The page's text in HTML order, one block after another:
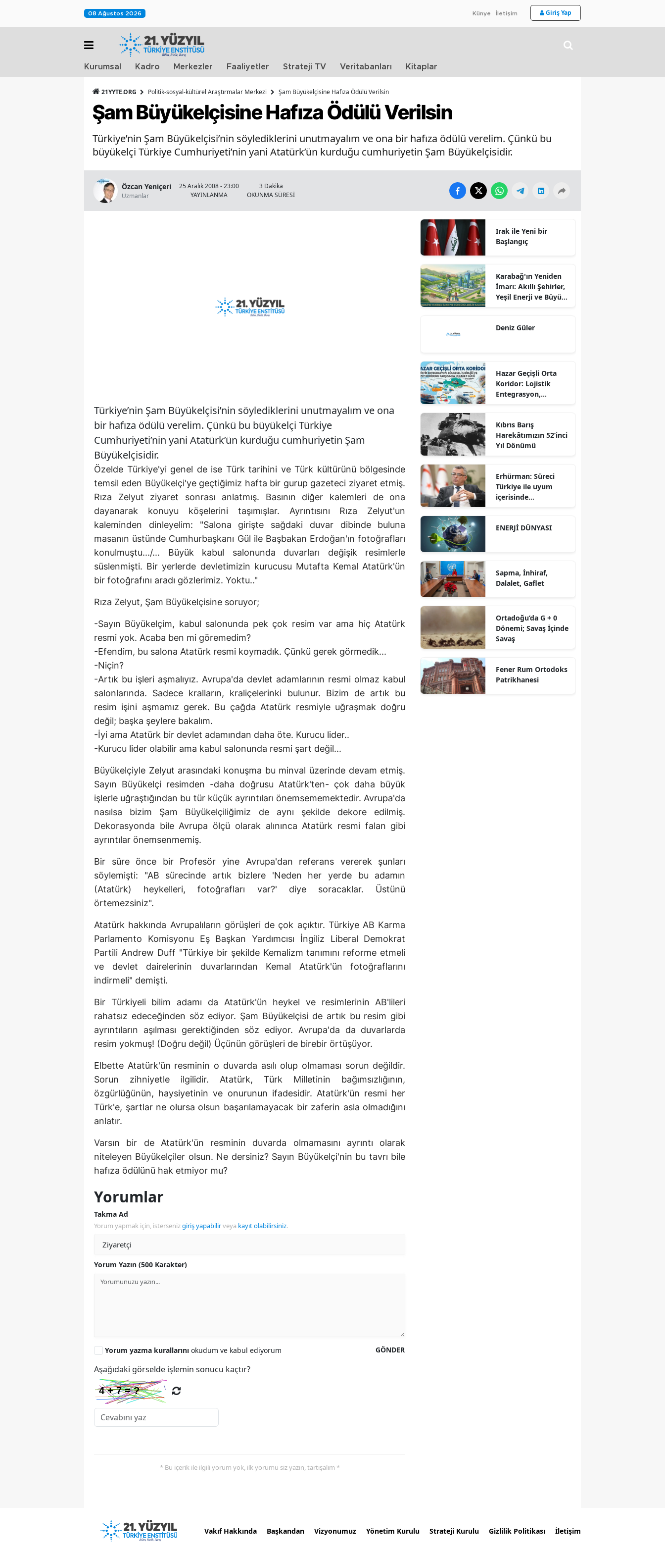
08 Ağustos 2026 Künye İletişim Giriş Yap
Kurumsal Kadro Merkezler Faaliyetler Strateji TV Veritabanları Kitaplar
21YYTE.ORG Politik-sosyal-kültürel Araştırmalar Merkezi Şam Büyükelçisine Hafıza Ödülü Verilsin
Şam Büyükelçisine Hafıza Ödülü Verilsin
Türkiye’nin Şam Büyükelçisi’nin söylediklerini unutmayalım ve ona bir hafıza ödülü verelim. Çünkü bu
büyükelçi Türkiye Cumhuriyeti’nin yani Atatürk’ün kurduğu cumhuriyetin Şam Büyükelçisidir.
Özcan Yeniçeri
Uzmanlar
25 Aralık 2008 - 23:00
YAYINLANMA
3 Dakika
OKUNMA SÜRESİ
Türkiye’nin Şam Büyükelçisi’nin söylediklerini unutmayalım ve ona
bir hafıza ödülü verelim. Çünkü bu büyükelçi Türkiye
Cumhuriyeti’nin yani Atatürk’ün kurduğu cumhuriyetin Şam
Büyükelçisidir.
Özelde Türkiye'yi genel de ise Türk tarihini ve Türk kültürünü bölgesinde
temsil eden Büyükelçi'ye geçtiğimiz hafta bir gurup gazeteci ziyaret etmiş.
Rıza Zelyut ziyaret sonrası anlatmış. Basının diğer kalemleri de ona
dayanarak konuyu köşelerini taşımışlar. Ayrıntısını Rıza Zelyut'un
kaleminden dinleyelim: "Salona girişte sağdaki duvar dibinde buluna
masanın üstünde Cumhurbaşkanı Gül ile Başbakan Erdoğan'ın fotoğrafları
konulmuştu.../... Büyük kabul salonunda duvarları değişik resimlerle
süslenmişti. Bir yerlerde devletimizin kurucusu Mutafta Kemal Atatürk'ün
bir fotoğrafını aradı gözlerimiz. Yoktu.."
Rıza Zelyut, Şam Büyükelçisine soruyor;
-Sayın Büyükelçim, kabul salonunda pek çok resim var ama hiç Atatürk
resmi yok. Acaba ben mi göremedim?
-Efendim, bu salona Atatürk resmi koymadık. Çünkü gerek görmedik...
-Niçin?
-Artık bu işleri aşmalıyız. Avrupa'da devlet adamlarının resmi olmaz kabul
salonlarında. Sadece kralların, kraliçelerinki bulunur. Bizim de artık bu
resim işini aşmamız gerek. Bu çağda Atatürk resmiyle uğraşmak doğru
değil; başka şeylere bakalım.
-İyi ama Atatürk bir devlet adamından daha öte. Kurucu lider..
-Kurucu lider olabilir ama kabul salonunda resmi şart değil...
Büyükelçiyle Zelyut arasındaki konuşma bu minval üzerinde devam etmiş.
Sayın Büyükelçi resimden -daha doğrusu Atatürk'ten- çok daha büyük
işlerle uğraştığından bu tür küçük ayrıntıları önemsememektedir. Avrupa'da
nasılsa bizim Şam Büyükelçiliğimiz de aynı şekilde dekore edilmiş.
Dekorasyonda bile Avrupa ölçü olarak alınınca Atatürk resmi falan gibi
ayrıntılar önemsenmemiş.
Bir süre önce bir Profesör yine Avrupa'dan referans vererek şunları
söylemişti: "AB sürecinde artık bizlere 'Neden her yerde bu adamın
(Atatürk) heykelleri, fotoğrafları var?' diye soracaklar. Üstünü
örtemezsiniz".
Atatürk hakkında Avrupalıların görüşleri de çok açıktır. Türkiye AB Karma
Parlamento Komisyonu Eş Başkan Yardımcısı İngiliz Liberal Demokrat
Partili Andrew Duff "Türkiye bir şekilde Kemalizm tanımını reforme etmeli
ve devlet dairelerinin duvarlarından Kemal Atatürk'ün fotoğraflarını
indirmeli" demişti.
Bir Türkiyeli bilim adamı da Atatürk'ün heykel ve resimlerinin AB'lileri
rahatsız edeceğinden söz ediyor. Şam Büyükelçisi de artık bu resim gibi
ayrıntıların aşılması gerektiğinden söz ediyor. Avrupa'da da duvarlarda
resim yokmuş! (Doğru değil) Üçünün görüşleri de birebir örtüşüyor.
Elbette Atatürk'ün resminin o duvarda asılı olup olmaması sorun değildir.
Sorun zihniyetle ilgilidir. Atatürk, Türk Milletinin bağımsızlığının,
özgürlüğünün, haysiyetinin ve onurunun ifadesidir. Atatürk'ün resmi her
Türk'e, şartlar ne olursa olsun başarılamayacak bir zaferin asla olmadığını
anlatır.
Varsın bir de Atatürk'ün resminin duvarda olmamasını ayrıntı olarak
niteleyen Büyükelçiler olsun. Ne dersiniz? Sayın Büyükelçi'nin bu tavrı bile
hafıza ödülünü hak etmiyor mu?
Yorumlar
Takma Ad
Yorum yapmak için, istersenizgiriş yapabilirveya kayıt olabilirsiniz.
Yorum Yazın (500 Karakter)
GÖNDER
Yorum yazma kurallarını okudum ve kabul ediyorum
Aşağıdaki görselde işlemin sonucu kaçtır?
* Bu içerik ile ilgili yorum yok, ilk yorumu siz yazın, tartışalım *
Irak ile Yeni bir
Başlangıç
Karabağ'ın Yeniden
İmarı: Akıllı Şehirler,
Yeşil Enerji ve Büyük
Sürdürülebilir
Deniz Güler
Hazar Geçişli Orta
Koridor: Lojistik
Entegrasyon,
Karşısında Rekabet
Gücü
Kıbrıs Barış
Harekâtımızın 52’inci
Yıl Dönümü
Erhürman: Süreci
Türkiye ile uyum
içerisinde
ENERJİ DÜNYASI
Sapma, İnhiraf,
Dalalet, Gaflet
Ortadoğu’da G + 0
Dönemi; Savaş İçinde
Savaş
Fener Rum Ortodoks
Patrikhanesi
Vakıf Hakkında Başkandan Vizyonumuz Yönetim Kurulu Strateji Kurulu Gizlilik Politikası İletişim